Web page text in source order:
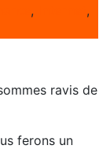
, ,
ravis de
ferons un